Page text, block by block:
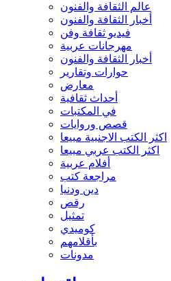
عالم الثقافة والفنون
أخبار الثقافة والفنون
فيديو ثقافة وفن
مهرجانات عربية
أخبار الثقافة والفنون
حوارات وتقارير
معارض
أحداث ثقافية
في المكتبات
قصص وروايات
اكثر الكتب الاجنبية مبيعا
اكثر الكتب عربي مبيعا
أفلام عربية
مراجعة كتب
دين ودنيا
رقص
تمثيل
كوميدي
بأقلامهم
مدونات